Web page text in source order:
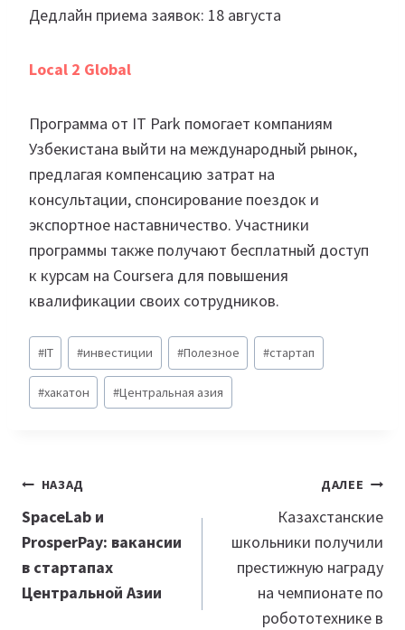
Дедлайн приема заявок: 18 августа
Local 2 Global
Программа от IT Park помогает компаниям
Узбекистана выйти на международный рынок,
предлагая компенсацию затрат на
консультации, спонсирование поездок и
экспортное наставничество. Участники
программы также получают бесплатный доступ
к курсам на Coursera для повышения
квалификации своих сотрудников.
Метки
записи:
#IT #инвестиции #Полезное #стартап
#хакатон #Центральная азия
Навигация
по
записям
НАЗАД
SpaceLab и
ProsperPay: вакансии
в стартапах
Центральной Азии
ДАЛЕЕ
Казахстанские
школьники получили
престижную награду
на чемпионате по
робототехнике в